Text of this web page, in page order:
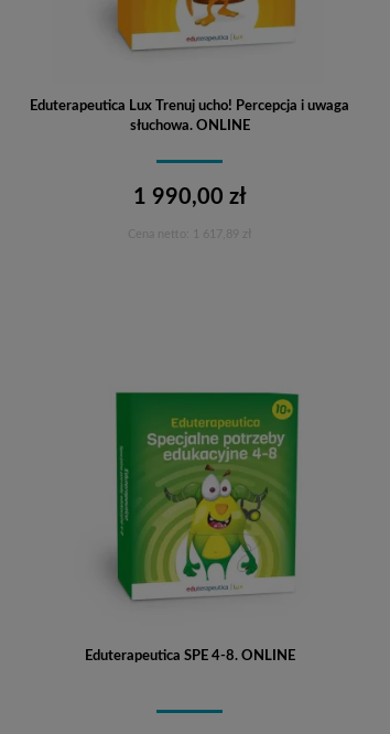
Eduterapeutica Lux Trenuj ucho! Percepcja i uwaga
słuchowa. ONLINE
1 990,00 zł
1 617,89 zł
Eduterapeutica SPE 4-8. ONLINE